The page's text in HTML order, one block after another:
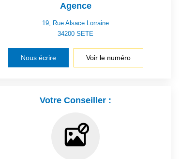
Agence
19, Rue Alsace Lorraine
34200SETE
Nous écrire Voir le numéro
Votre Conseiller :